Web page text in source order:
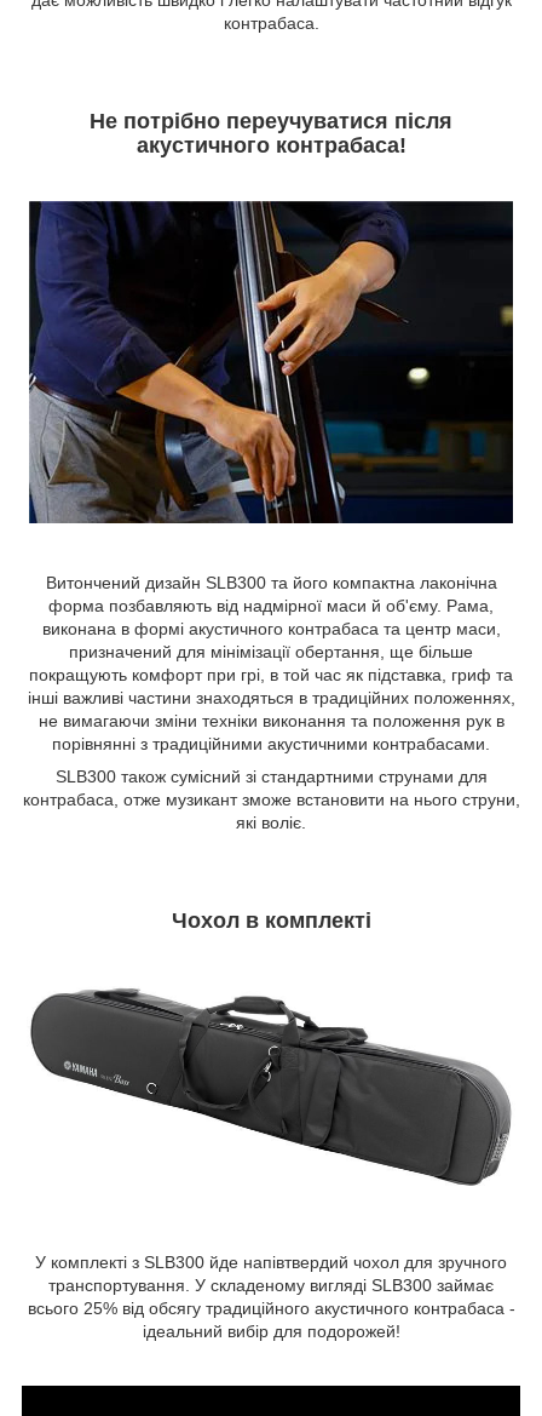
контрабаса.
Не потрібно переучуватися після
акустичного контрабаса!
Витончений дизайн SLB300 та його компактна лаконічна
форма позбавляють від надмірної маси й об'єму. Рама,
виконана в формі акустичного контрабаса та центр маси,
призначений для мінімізації обертання, ще більше
покращують комфорт при грі, в той час як підставка, гриф та
інші важливі частини знаходяться в традиційних положеннях,
не вимагаючи зміни техніки виконання та положення рук в
порівнянні з традиційними акустичними контрабасами.
SLB300 також сумісний зі стандартними струнами для
контрабаса, отже музикант зможе встановити на нього струни,
які воліє.
Чохол в комплекті
У комплекті з SLB300 йде напівтвердий чохол для зручного
транспортування. У складеному вигляді SLB300 займає
всього 25% від обсягу традиційного акустичного контрабаса -
ідеальний вибір для подорожей!